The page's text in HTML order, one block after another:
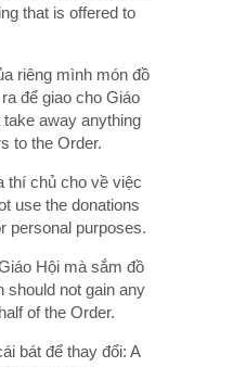
that is offered to
riêng mình món đồ
để giao cho Giáo
take away anything
to the Order.
thí chủ cho về việc
use the donations
personal purposes.
Hội mà sắm đồ
should not gain any
of the Order.
bát để thay đổi: A